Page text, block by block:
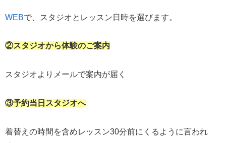
WEBで、スタジオとレッスン日時を選びます。
②スタジオから体験のご案内
スタジオよりメールで案内が届く
③予約当日スタジオへ
着替えの時間を含めレッスン30分前にくるように言われ